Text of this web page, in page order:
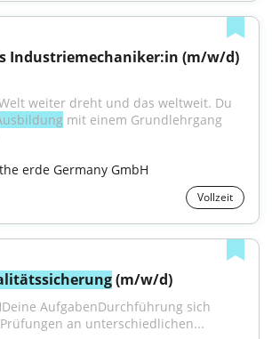
Industriemechaniker:in (m/w/d)
weiter dreht und das weltweit. Du
mit einem Grundlehrgang
erde Germany GmbH
Vollzeit
(m/w/d)
AufgabenDurchführung sich
an unterschiedlichen...